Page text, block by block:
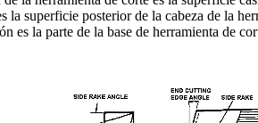
la superficie posterior de la cabeza de la
es la parte de la base de herramienta de